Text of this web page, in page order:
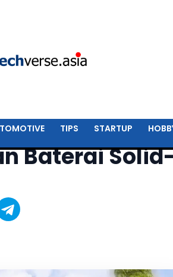
TIPS STARTUP
Baterai